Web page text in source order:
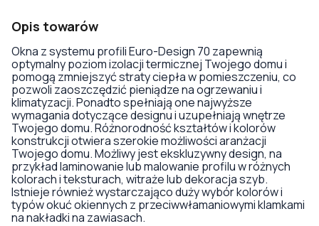
Opis towarów
Okna z systemu profili Euro-Design 70 zapewnią
optymalny poziom izolacji termicznej Twojego domu i
pomogą zmniejszyć straty ciepła w pomieszczeniu, co
pozwoli zaoszczędzić pieniądze na ogrzewaniu i
klimatyzacji. Ponadto spełniają one najwyższe
wymagania dotyczące designu i uzupełniają wnętrze
Twojego domu. Różnorodność kształtów i kolorów
konstrukcji otwiera szerokie możliwości aranżacji
Twojego domu. Możliwy jest ekskluzywny design, na
przykład laminowanie lub malowanie profilu w różnych
kolorach i teksturach, witraże lub dekoracja szyb.
Istnieje również wystarczająco duży wybór kolorów i
typów okuć okiennych z przeciwwłamaniowymi klamkami
na nakładki na zawiasach.